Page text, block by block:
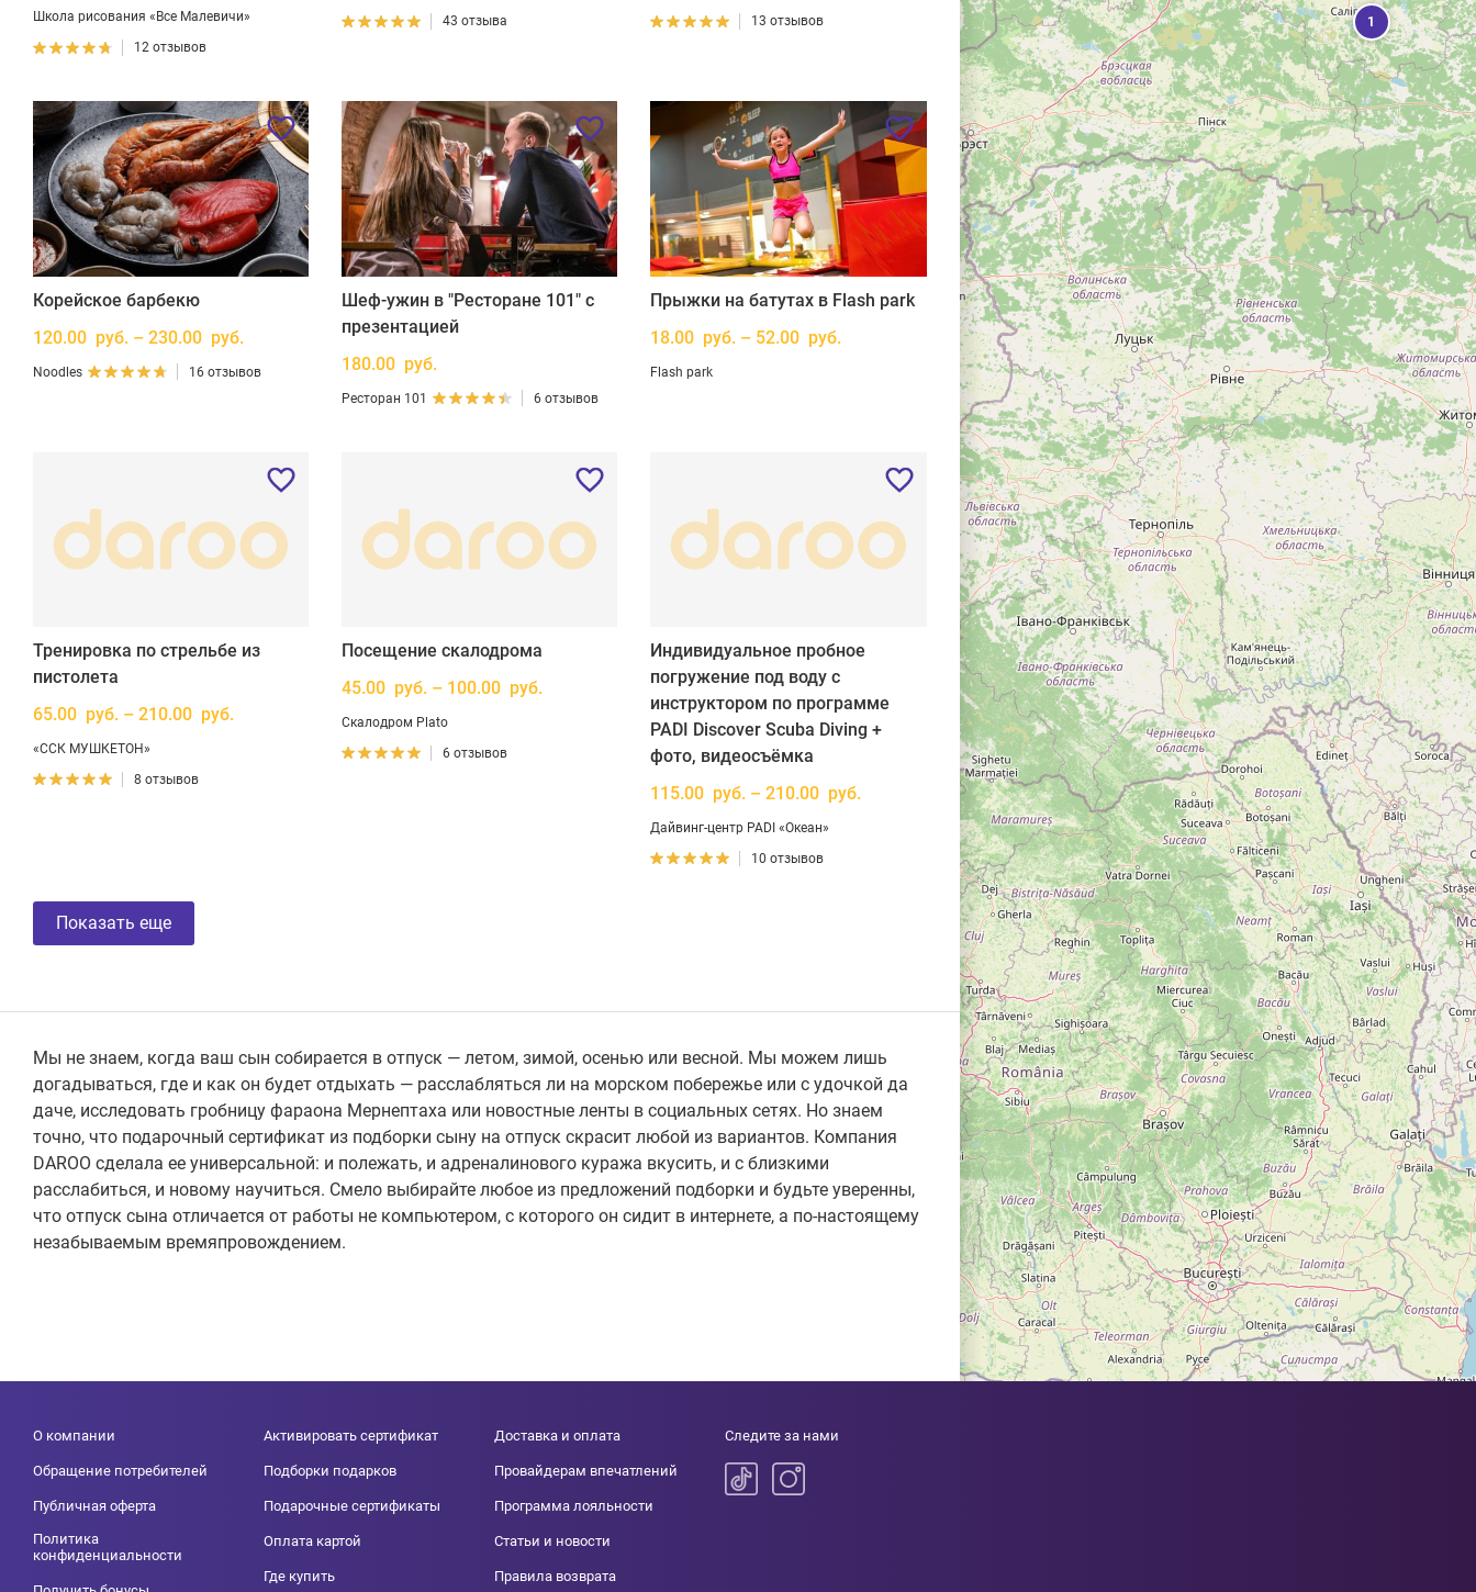
Школа рисования «Все Малевичи»
12 отзывов
43 отзыва
13 отзывов
Корейское барбекю
120.00 руб. – 230.00 руб.
Noodles 16 отзывов
Шеф-ужин в "Ресторане 101" с
презентацией
180.00 руб.
Ресторан 101 6 отзывов
Прыжки на батутах в Flash park
18.00 руб. – 52.00 руб.
Flash park
Тренировка по стрельбе из
пистолета
65.00 руб. – 210.00 руб.
«ССК МУШКЕТОН»
8 отзывов
Посещение скалодрома
45.00 руб. – 100.00 руб.
Скалодром Plato
6 отзывов
Индивидуальное пробное
погружение под воду с
инструктором по программе
PADI Discover Scuba Diving +
фото, видеосъёмка
115.00 руб. – 210.00 руб.
Дайвинг-центр PADI «Океан»
10 отзывов
Показать еще
Мы не знаем, когда ваш сын собирается в отпуск — летом, зимой, осенью или весной. Мы можем лишь
догадываться, где и как он будет отдыхать — расслабляться ли на морском побережье или с удочкой да
даче, исследовать гробницу фараона Мернептаха или новостные ленты в социальных сетях. Но знаем
точно, что подарочный сертификат из подборки сыну на отпуск скрасит любой из вариантов. Компания
DAROO сделала ее универсальной: и полежать, и адреналинового куража вкусить, и с близкими
расслабиться, и новому научиться. Смело выбирайте любое из предложений подборки и будьте уверенны,
что отпуск сына отличается от работы не компьютером, с которого он сидит в интернете, а по-настоящему
незабываемым времяпровождением.
1
О компании
Обращение потребителей
Публичная оферта
Политика
конфиденциальности
Активировать сертификат
Подборки подарков
Подарочные сертификаты
Оплата картой
Где купить
Доставка и оплата
Провайдерам впечатлений
Программа лояльности
Статьи и новости
Правила возврата
Следите за нами